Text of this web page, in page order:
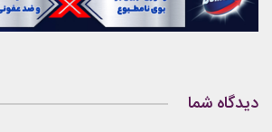
دیدگاه شما